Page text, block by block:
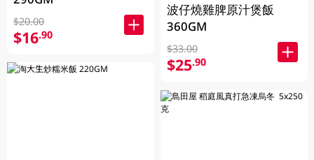
$20.00
$16.90
波仔燒雞脾原汁煲飯
360GM
$33.00
$25.90